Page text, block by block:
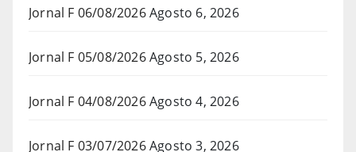
Jornal F 06/08/2026Agosto 6, 2026
Jornal F 05/08/2026Agosto 5, 2026
Jornal F 04/08/2026Agosto 4, 2026
Jornal F 03/07/2026Agosto 3, 2026